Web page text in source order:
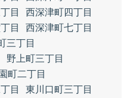
目
西深津町四丁目
目
西深津町七丁目
三丁目
野上町三丁目
町二丁目
目
東川口町三丁目